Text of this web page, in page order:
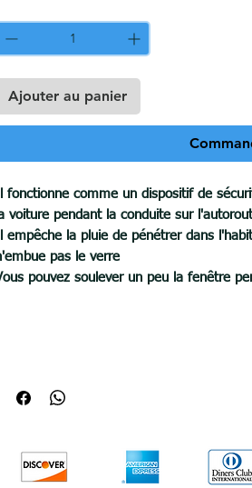
Ajouter au panier
fonctionne comme un dispositif de
voiture pendant la conduite sur
empêche la pluie de pénétrer dans
pas le verre
pouvez soulever un peu la fenêtre
WhatsApp